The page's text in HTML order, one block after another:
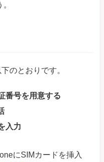
のとおりです。
番号を用意する
入力
にSIMカードを挿入